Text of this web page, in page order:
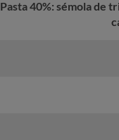
Pasta 40%: sémola de